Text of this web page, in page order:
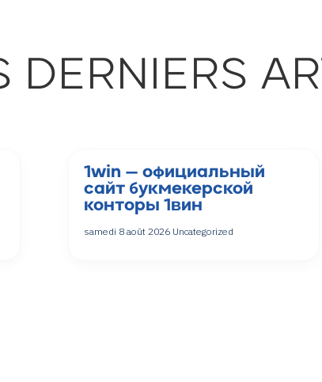
DERNIERS
1win — официальный
сайт букмекерской
конторы 1вин
samedi 8 août 2026 Uncategorized